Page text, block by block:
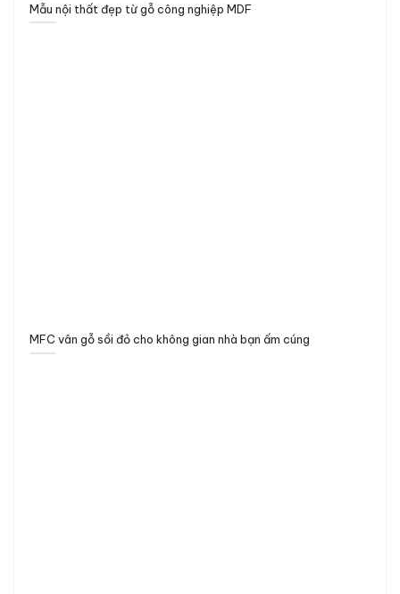
Mẫu nội thất đẹp từ gỗ công nghiệp MDF
MFC vân gỗ sồi đỏ cho không gian nhà bạn ấm cúng